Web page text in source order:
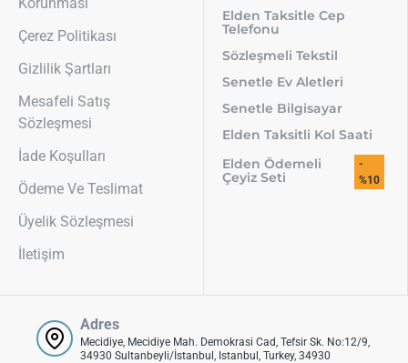
Çerez Politikası
Gizlilik Şartları
Mesafeli Satış
Sözleşmesi
İade Koşulları
Ödeme Ve Teslimat
Üyelik Sözleşmesi
İletişim
Elden Taksitle Cep
Telefonu
Sözleşmeli Tekstil
Senetle Ev Aletleri
Senetle Bilgisayar
Elden Taksitli Kol Saati
Elden Ödemeli
Çeyiz Seti
-
%10
Adres
Mecidiye, Mecidiye Mah. Demokrasi Cad, Tefsir Sk. No:12/9,
34930 Sultanbeyli/İstanbul, Istanbul, Turkey, 34930